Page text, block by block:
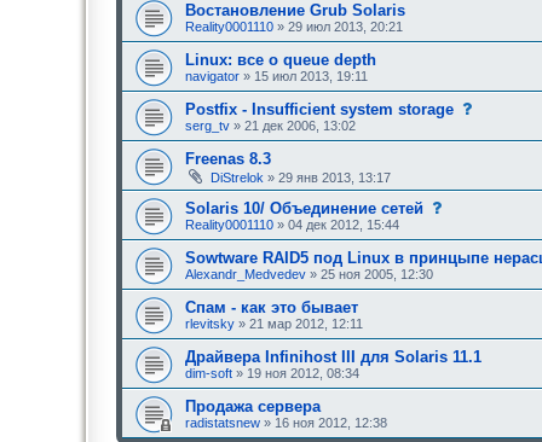
ищ
р
и
Востановление Grub Solaris
Reality0001110 » 29 июл 2013, 20:21
Linux: все о queue depth
navigator » 15 июл 2013, 19:11
Postfix - Insufficient system storage
н
,
т
р
щ
е
serg_tv » 21 дек 2006, 13:02
Freenas 8.3
DiStrelok » 29 янв 2013, 13:17
Solaris 10/ Объединение сетей
щ
н
,
т
р
щ
Reality0001110 » 04 дек 2012, 15:44
Sowtware RAID5 под Linux в принцыпе
Alexandr_Medvedev » 25 ноя 2005, 12:30
Спам - как это бывает
rlevitsky » 21 мар 2012, 12:11
Драйвера Infinihost III для Solaris 11.1
dim-soft » 19 ноя 2012, 08:34
Продажа сервера
radistatsnew » 16 ноя 2012, 12:38